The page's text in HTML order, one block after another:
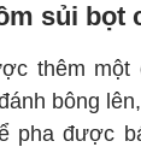
sủi bọt
thêm một
bông
pha được